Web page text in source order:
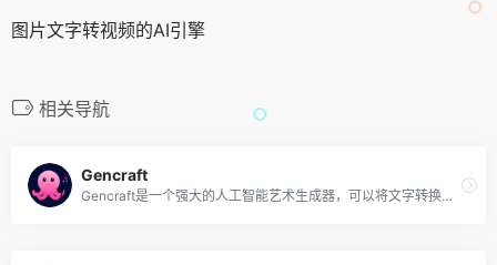
图片文字转视频的AI引擎
相关导航
Gencraft
Gencraft是一个强大的人工智能艺术生成器，可以将文字转换为独特的图像和视频。只需输入文本提示，从其提供的不同风格中选择，便可以创建和生成视频和高分辨率图像，或共享你的创意设计。